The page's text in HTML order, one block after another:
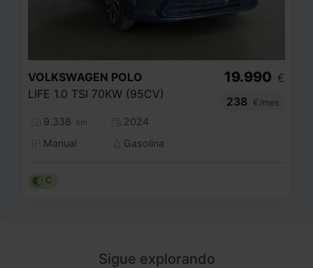
VOLKSWAGEN POLO
LIFE 1.0 TSI 70KW (95CV)
9.338 km
2024
Manual
Gasolina
19.990 €
238
€/mes
C
Sigue explorando